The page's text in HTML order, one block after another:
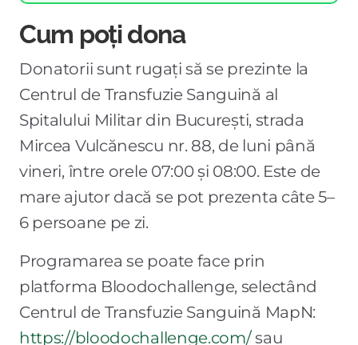
Cum poți dona
Donatorii sunt rugați să se prezinte la
Centrul de Transfuzie Sanguină al
Spitalului Militar din București, strada
Mircea Vulcănescu nr. 88, de luni până
vineri, între orele 07:00 și 08:00. Este de
mare ajutor dacă se pot prezenta câte 5–
6 persoane pe zi.
Programarea se poate face prin
platforma Bloodochallenge, selectând
Centrul de Transfuzie Sanguină MapN:
https://bloodochallenge.com/sau